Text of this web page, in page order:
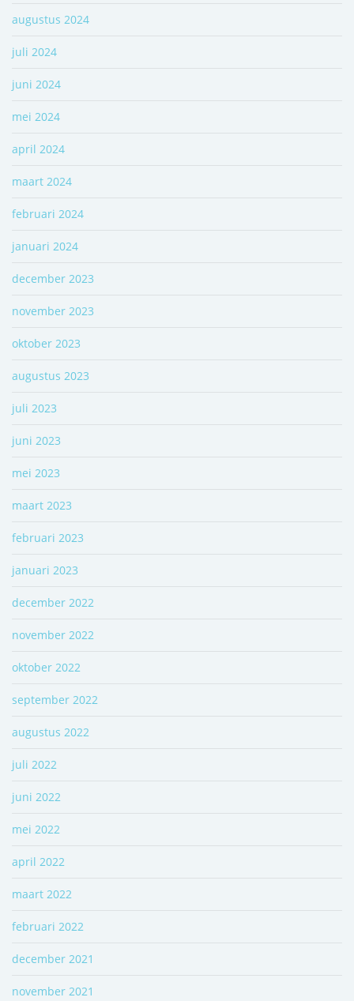
augustus 2024
juli 2024
juni 2024
mei 2024
april 2024
maart 2024
februari 2024
januari 2024
december 2023
november 2023
oktober 2023
augustus 2023
juli 2023
juni 2023
mei 2023
maart 2023
februari 2023
januari 2023
december 2022
november 2022
oktober 2022
september 2022
augustus 2022
juli 2022
juni 2022
mei 2022
april 2022
maart 2022
februari 2022
december 2021
november 2021